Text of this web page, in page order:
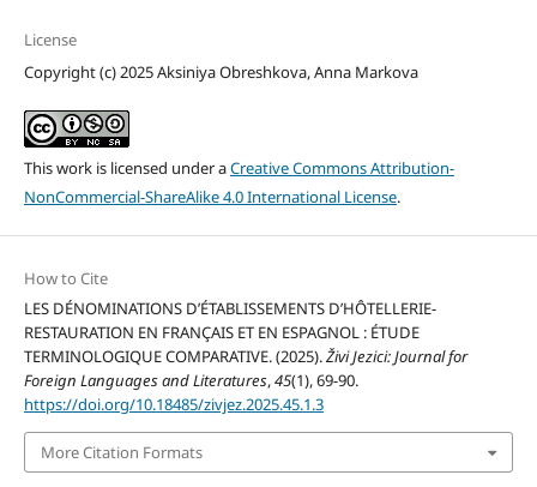
License
Copyright (c) 2025 Aksiniya Obreshkova, Anna Markova
This work is licensed under aCreative Commons Attribution-
NonCommercial-ShareAlike 4.0 International License.
How to Cite
LES DÉNOMINATIONS D’ÉTABLISSEMENTS D’HÔTELLERIE-
RESTAURATION EN FRANÇAIS ET EN ESPAGNOL : ÉTUDE
TERMINOLOGIQUE COMPARATIVE. (2025).Živi Jezici: Journal for
Foreign Languages and Literatures,45(1), 69-90.
https://doi.org/10.18485/zivjez.2025.45.1.3
More Citation Formats